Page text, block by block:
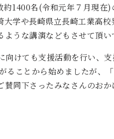
1400名(令和元年７月現在
学や長崎県立長崎工業高
うな講演などもさせて頂い
向けても支援活動を行い、
ることから始めましたが、
同下さったみなさんのお